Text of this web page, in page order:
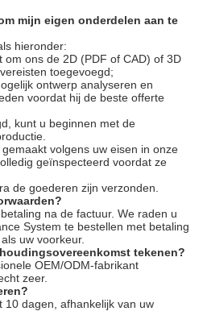
mijn eigen onderdelen aan te
hieronder:
om ons de 2D (PDF of CAD) of 3D
toegevoegd;
ontwerp analyseren en
voordat hij de beste offerte
kunt u beginnen met de
volgens uw eisen in onze
geïnspecteerd voordat ze
de goederen zijn verzonden.
na de factuur. We raden u
System te bestellen met betaling
uw voorkeur.
tekenen?
OEM/ODM-fabrikant
zeer.
dagen, afhankelijk van uw